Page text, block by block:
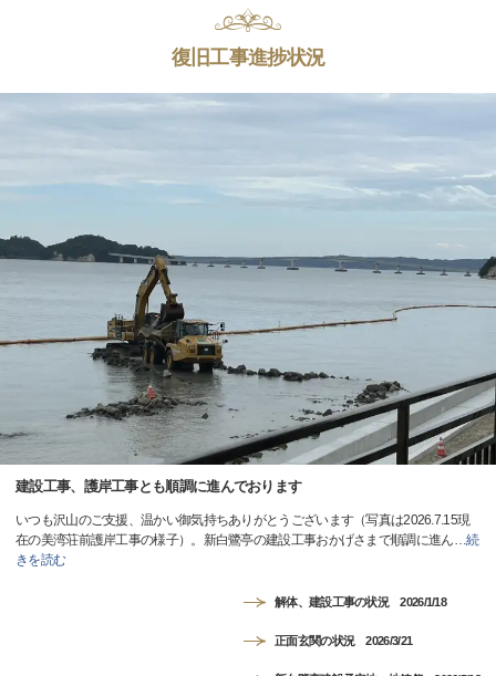
復旧工事進捗状況
建設工事、護岸工事とも順調に進んでおります
いつも沢山のご支援、温かい御気持ちありがとうございます（写真は2026.7.15現
在の美湾荘前護岸工事の様子）。新白鷺亭の建設工事おかげさまで順調に進ん…続
きを読む
解体、建設工事の状況 2026/1/18
正面玄関の状況 2026/3/21